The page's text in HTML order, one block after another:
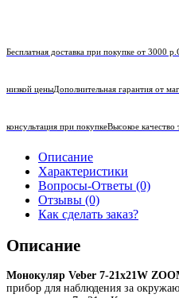
Бесплатная доставка при покупке от 3000 р.
низкой ценыДополнительная гарантия от
консультация при покупкеВысокое качество
Описание
Характеристики
Вопросы-Ответы (0)
Отзывы (0)
Как сделать заказ?
Описание
Монокуляр Veber 7-21x21W
прибор для наблюдения за